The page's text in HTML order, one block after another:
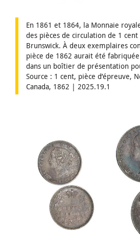
En 1861 et 1864, la Monnaie
des pièces de circulation de 1
Brunswick. À deux exemplaires
pièce de 1862 aurait été
dans un boîtier de présentation
Source : 1 cent, pièce d’épreuve,
Canada, 1862 | 2025.19.1